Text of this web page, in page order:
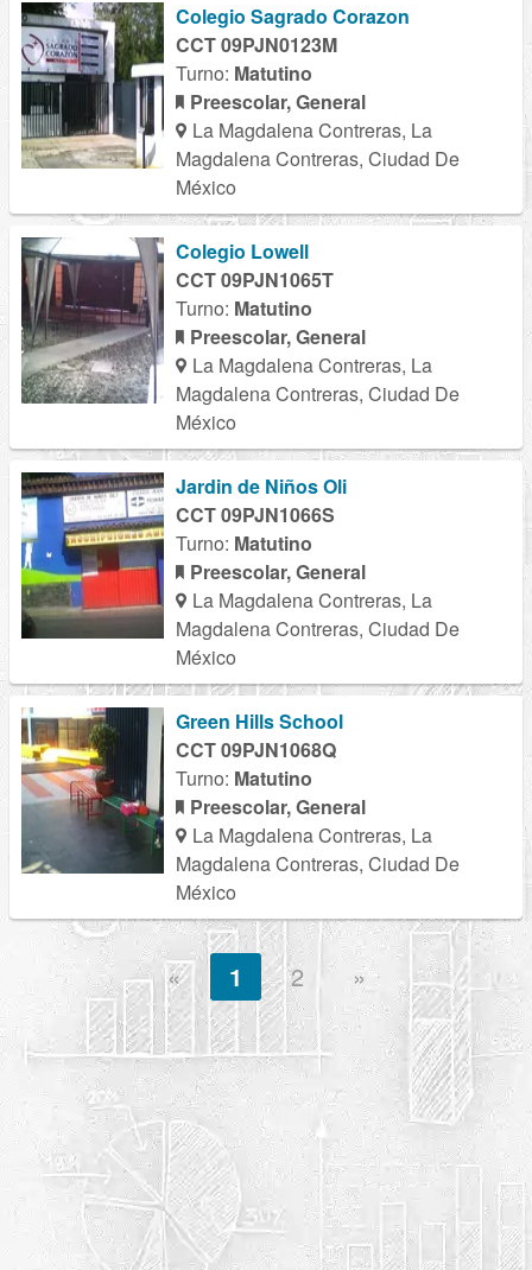
Colegio Sagrado Corazon
CCT 09PJN0123M
Turno: Matutino
Preescolar, General
La Magdalena Contreras, La
Magdalena Contreras, Ciudad De
México
Colegio Lowell
CCT 09PJN1065T
Turno: Matutino
Preescolar, General
La Magdalena Contreras, La
Magdalena Contreras, Ciudad De
México
Jardin de Niños Oli
CCT 09PJN1066S
Turno: Matutino
Preescolar, General
La Magdalena Contreras, La
Magdalena Contreras, Ciudad De
México
Green Hills School
CCT 09PJN1068Q
Turno: Matutino
Preescolar, General
La Magdalena Contreras, La
Magdalena Contreras, Ciudad De
México
« 1 2 »